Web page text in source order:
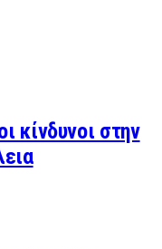
κίνδυνοι στην